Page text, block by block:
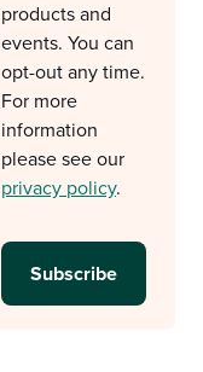
products and
events. You can
opt-out any time.
For more
information
please see our
privacy policy.